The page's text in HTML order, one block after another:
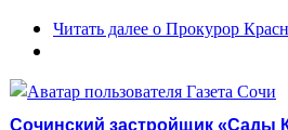
Читать далеео Прокурор
Сочинский застройщик «Сады